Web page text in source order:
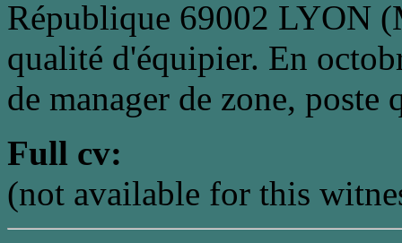
République 69002 LYON
qualité d'équipier. En
de manager de zone, poste
Full cv:
(not available for this